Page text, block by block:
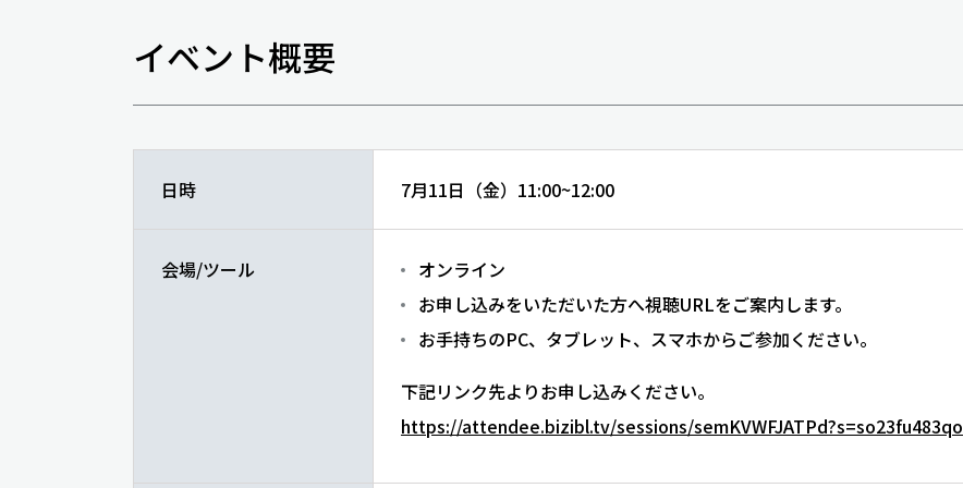
イベント概要
日時 7月11日（金）11:00~12:00
会場/ツール
オンライン
お申し込みをいただいた方へ視聴URLをご案内します。
お手持ちのPC、タブレット、スマホからご参加ください。
下記リンク先よりお申し込みください。
https://attendee.bizibl.tv/sessions/semKVWFJATPd?s=so23fu483qo